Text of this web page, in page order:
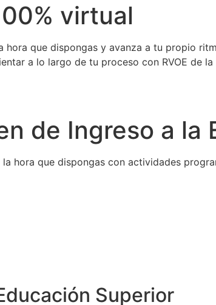
virtual
que dispongas y avanza a tu propio
a lo largo de tu proceso con RVOE de la
de Ingreso a la
hora que dispongas con actividades
Superior